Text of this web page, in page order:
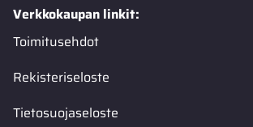
Verkkokaupan linkit:
Toimitusehdot
Rekisteriseloste
Tietosuojaseloste